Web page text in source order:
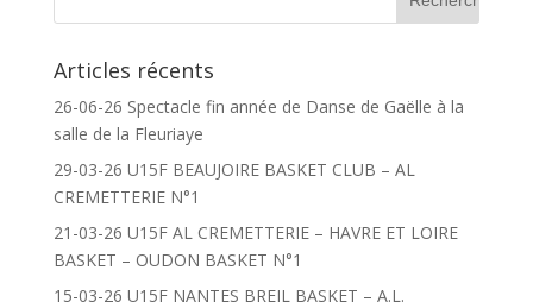
Articles récents
26-06-26 Spectacle fin année de Danse de Gaëlle à la
salle de la Fleuriaye
29-03-26 U15F BEAUJOIRE BASKET CLUB – AL
CREMETTERIE N°1
21-03-26 U15F AL CREMETTERIE – HAVRE ET LOIRE
BASKET – OUDON BASKET N°1
15-03-26 U15F NANTES BREIL BASKET – A.L.